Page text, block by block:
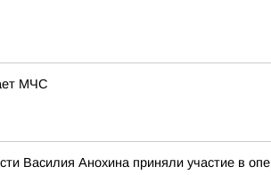
МЧС
Василия Анохина приняли участие в